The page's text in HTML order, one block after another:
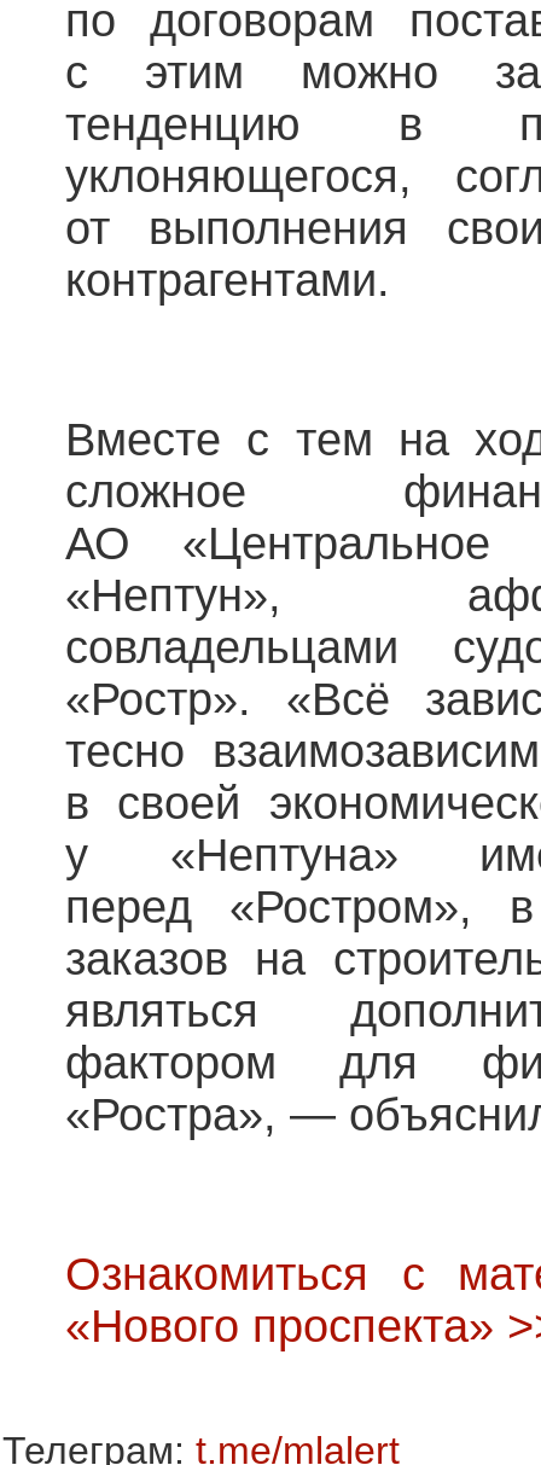
по договорам
с этим можно
тенденцию в
уклоняющегося,
от выполнения
контрагентами.
Вместе с тем на
сложное
АО «Центральное
«Нептун»,
совладельцами
«Ростр». «Всё
тесно
в своей
у «Нептуна»
перед «Ростром»,
заказов на
являться
фактором для
«Ростра», —
Ознакомиться с
«Нового проспекта»
Телеграм: t.me/mlalert